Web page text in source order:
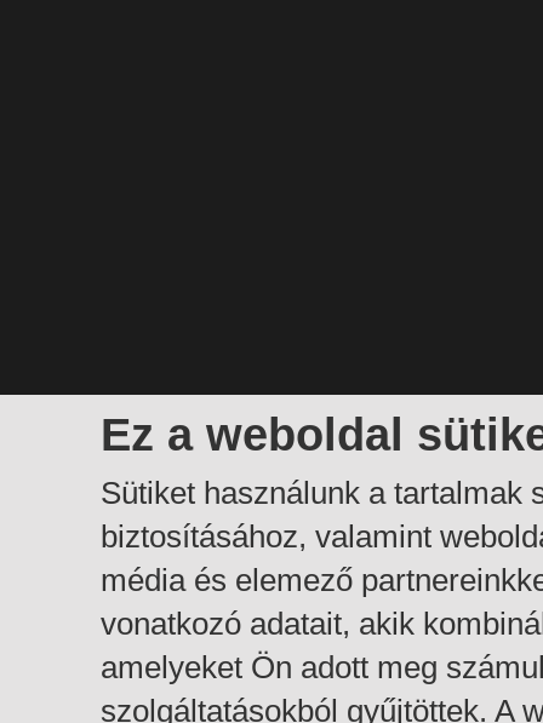
Ez a weboldal
Sütiket használunk a tartalmak
biztosításához, valamint
média és elemező
vonatkozó adatait, akik
amelyeket Ön adott meg
szolgáltatásokból gyűjtöttek. A